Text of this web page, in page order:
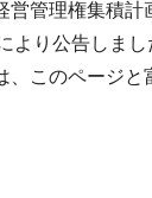
営管理権集積
より公告しまし
、このページと